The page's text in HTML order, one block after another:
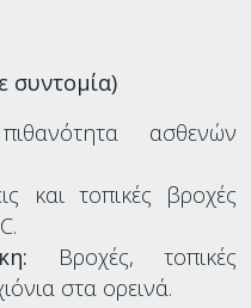
συντομία)
ασθενών
και τοπικές βροχές
Βροχές, τοπικές
στα ορεινά.